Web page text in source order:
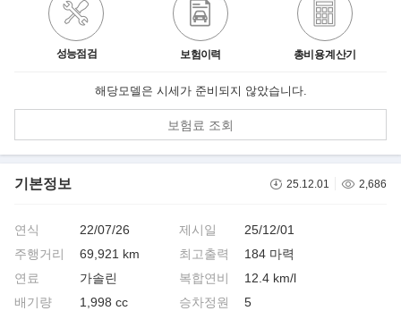
성능점검 보험이력 총비용 계산기
해당모델은 시세가 준비되지 않았습니다.
보험료 조회
기본정보 25.12.01 2,686
연식
22/07/26
주행거리
69,921 km
연료
가솔린
배기량
1,998 cc
제시일
25/12/01
최고출력
184 마력
복합연비
12.4 km/l
승차정원
5